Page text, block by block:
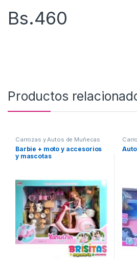
Bs.460
Productos
Carrozas y Autos de Muñecas
Barbie + moto y accesorios
y mascotas